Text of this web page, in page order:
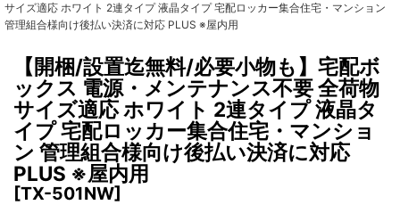
サイズ適応 ホワイト 2連タイプ 液晶タイプ 宅配ロッカー集合住宅・マンション
管理組合様向け後払い決済に対応 PLUS ※屋内用
【開梱/設置迄無料/必要小物も】宅配ボ
ックス 電源・メンテナンス不要 全荷物
サイズ適応 ホワイト 2連タイプ 液晶タ
イプ 宅配ロッカー集合住宅・マンショ
ン 管理組合様向け後払い決済に対応
PLUS ※屋内用
[TX-501NW]